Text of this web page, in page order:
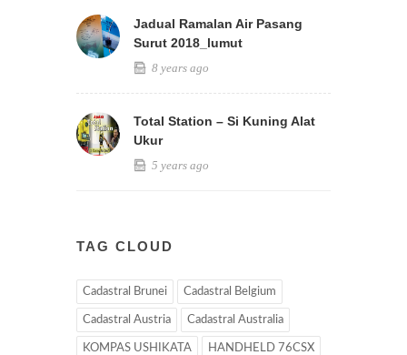
Jadual Ramalan Air Pasang
Surut 2018_lumut
8 years ago
Total Station – Si Kuning Alat
Ukur
5 years ago
TAG CLOUD
Cadastral Brunei Cadastral Belgium
Cadastral Austria Cadastral Australia
KOMPAS USHIKATA HANDHELD 76CSX